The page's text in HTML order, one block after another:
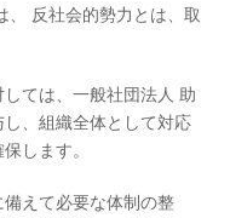
、 反社会的勢力とは、取
ては、一般社団法人 助
、組織全体として対応
します。
えて必要な体制の整